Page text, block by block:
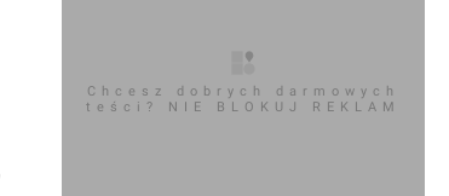
Chcesz dobrych darmowych
teści? NIE BLOKUJ REKLAM